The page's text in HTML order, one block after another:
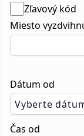
Zľavový kód
Miesto
Dátum od
Vyberte
Čas od